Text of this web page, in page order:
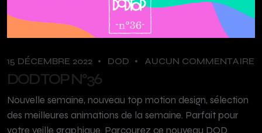
15 DÉCEMBRE 2022 DOD AUCUN COMMENTAIRE
DOD TOP N°36
Nouvelle semaine, nouveau top motion design, sélection
des meilleures animations de la semaine. Parfait pour
votre veille graphique. Parcourez ce nouveau DOD